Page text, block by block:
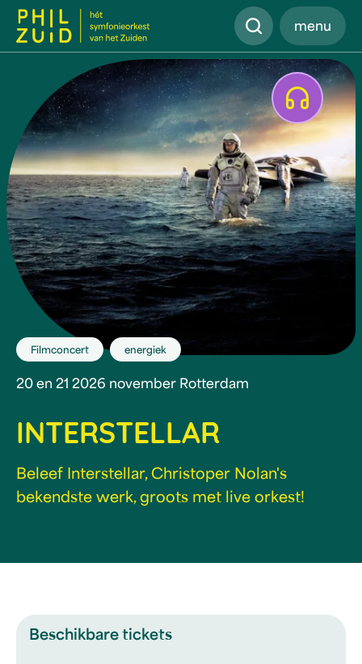
Zoeken
menu
Afspelen
INTERSTELLAR
20 en 21 2026 november Rotterdam
Beleef Interstellar, Christoper Nolan's
bekendste werk, groots met live orkest!
Filmconcert energiek
Beschikbare tickets